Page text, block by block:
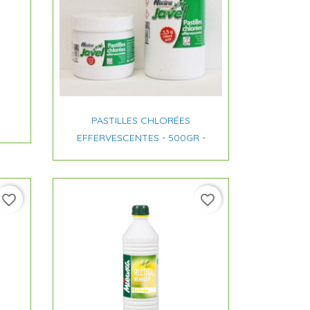
Aperçu rapide
PASTILLES CHLORÉES
EFFERVESCENTES - 500GR -
favorite_border favorite_border